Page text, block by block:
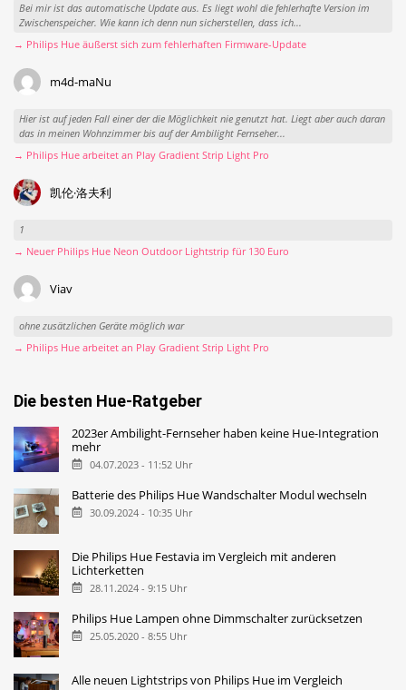
Bei mir ist das automatische Update aus. Es liegt wohl die fehlerhafte Version im
Zwischenspeicher. Wie kann ich denn nun sicherstellen, dass ich...
→ Philips Hue äußerst sich zum fehlerhaften Firmware-Update
m4d-maNu
Hier ist auf jeden Fall einer der die Möglichkeit nie genutzt hat. Liegt aber auch daran
das in meinen Wohnzimmer bis auf der Ambilight Fernseher...
→ Philips Hue arbeitet an Play Gradient Strip Light Pro
凯伦·洛夫利
1
→ Neuer Philips Hue Neon Outdoor Lightstrip für 130 Euro
Viav
ohne zusätzlichen Geräte möglich war
→ Philips Hue arbeitet an Play Gradient Strip Light Pro
Die besten Hue-Ratgeber
2023er Ambilight-Fernseher haben keine Hue-Integration
mehr
04.07.2023 - 11:52 Uhr
Batterie des Philips Hue Wandschalter Modul wechseln
30.09.2024 - 10:35 Uhr
Die Philips Hue Festavia im Vergleich mit anderen
Lichterketten
28.11.2024 - 9:15 Uhr
Philips Hue Lampen ohne Dimmschalter zurücksetzen
25.05.2020 - 8:55 Uhr
Alle neuen Lightstrips von Philips Hue im Vergleich